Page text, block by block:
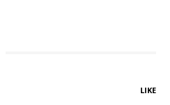
LIKE